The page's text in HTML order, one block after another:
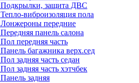
Подкрылки, защита ДВС
Тепло-виброизоляция пола
Лонжероны передние
Передняя панель салона
Пол передняя часть
Панель багажника верх.сед
Пол задняя часть седан
Пол задняя часть хэтчбек
Панель задняя